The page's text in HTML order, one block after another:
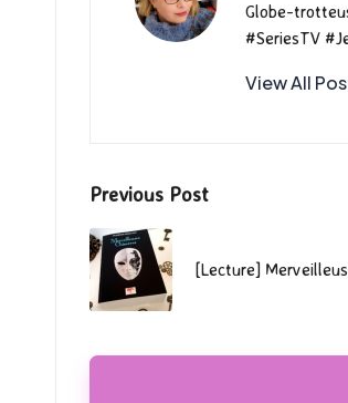
Globe-
#SeriesTV
View All
Post
navigation
Previous Post
[Lecture]